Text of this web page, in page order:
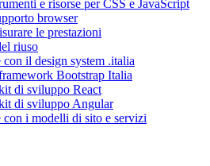
e risorse per CSS e JavaScript
browser
le prestazioni
riuso
il design system .italia
Bootstrap Italia
di sviluppo React
di sviluppo Angular
con i modelli di sito e servizi